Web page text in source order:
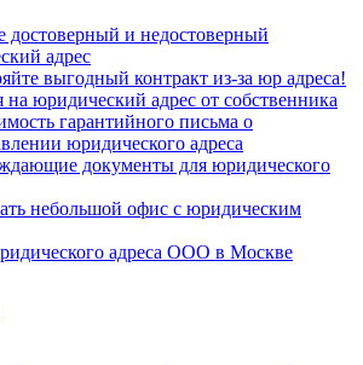
достоверный и недостоверный
адрес
выгодный контракт из-за юр адреса!
на юридический адрес от собственника
гарантийного письма о
юридического адреса
документы для юридического
небольшой офис с юридическим
адреса ООО в Москве